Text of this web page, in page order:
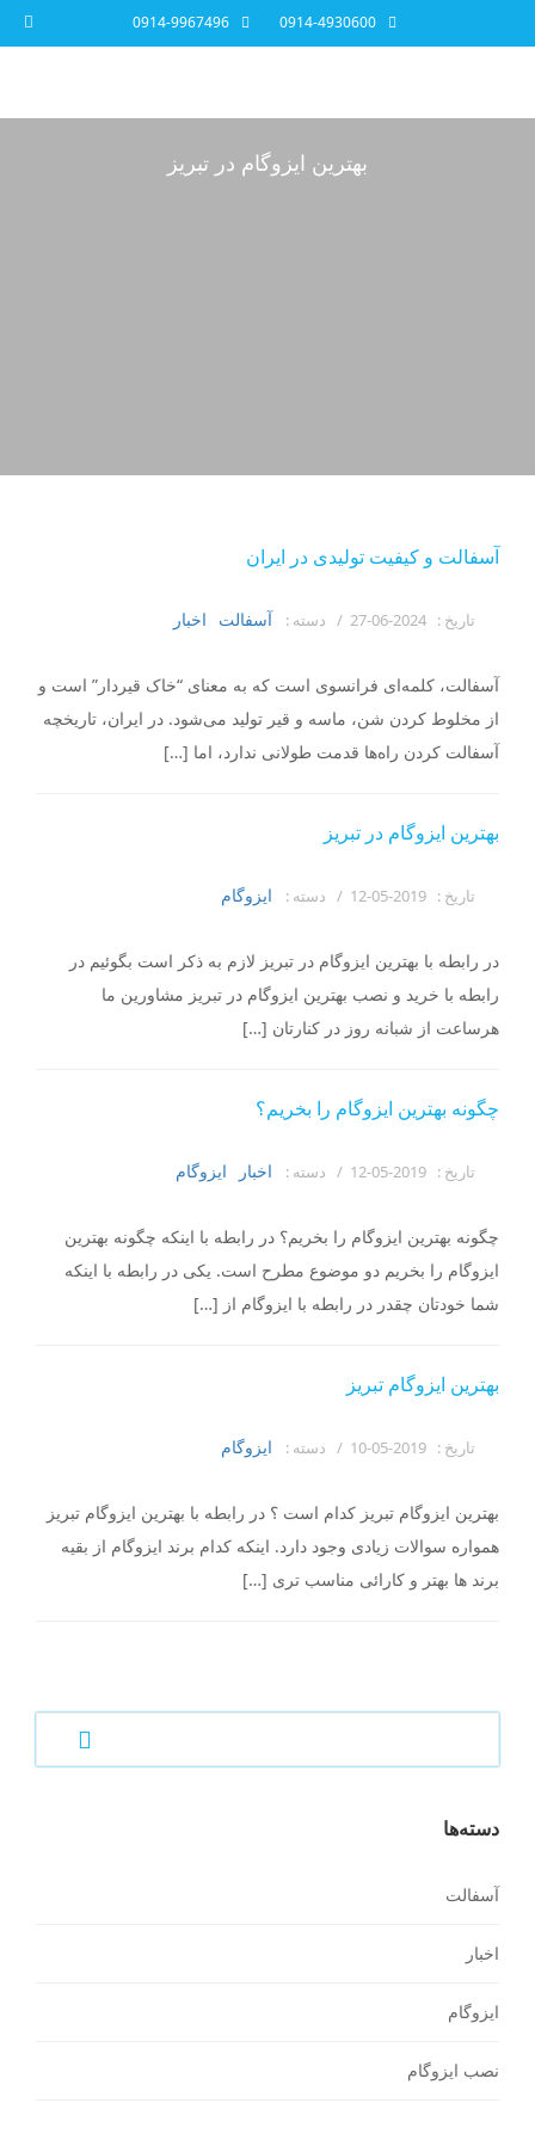
0914-4930600
0914-9967496
بهترین ایزوگام در تبریز
آسفالت و کیفیت تولیدی در ایران
تاریخ : دسته : آسفالت اخبار
آسفالت، کلمه‌ای فرانسوی است که به معنای “خاک قیردار” است و
از مخلوط کردن شن، ماسه و قیر تولید می‌شود. در ایران، تاریخچه
آسفالت کردن راه‌ها قدمت طولانی ندارد، اما […]
بهترین ایزوگام در تبریز
تاریخ : دسته : ایزوگام
در رابطه با بهترین ایزوگام در تبریز لازم به ذکر است بگوئیم در
رابطه با خرید و نصب بهترین ایزوگام در تبریز مشاورین ما
هرساعت از شبانه روز در کنارتان […]
چگونه بهترین ایزوگام را بخریم؟
تاریخ : دسته : اخبار ایزوگام
چگونه بهترین ایزوگام را بخریم؟ در رابطه با اینکه چگونه بهترین
ایزوگام را بخریم دو موضوع مطرح است. یکی در رابطه با اینکه
شما خودتان چقدر در رابطه با ایزوگام از […]
بهترین ایزوگام تبریز
تاریخ : دسته : ایزوگام
بهترین ایزوگام تبریز کدام است ؟ در رابطه با بهترین ایزوگام تبریز
همواره سوالات زیادی وجود دارد. اینکه کدام برند ایزوگام از بقیه
برند ها بهتر و کارائی مناسب تری […]
دسته‌ها
آسفالت
اخبار
ایزوگام
نصب ایزوگام